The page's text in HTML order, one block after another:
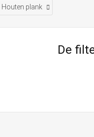
Houten plank
De